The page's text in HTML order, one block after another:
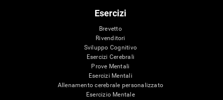
Esercizi
Brevetto
Rivenditori
Sviluppo Cognitivo
Esercizi Cerebrali
Prove Mentali
Esercizi Mentali
Allenamento cerebrale personalizzato
Esercizio Mentale